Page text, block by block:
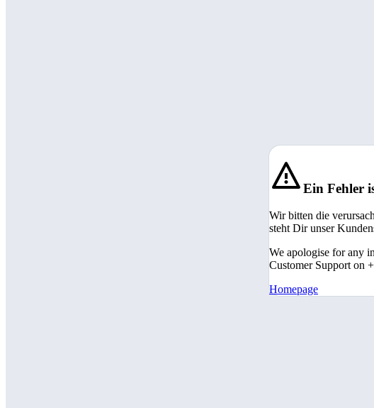
Ein Fehler
Wir bitten die
steht Dir unser
We apologise for any
Customer Support on
Homepage